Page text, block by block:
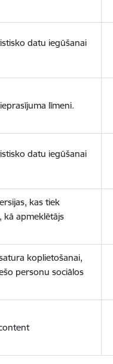
datu iegūšanai
līmeni.
datu iegūšanai
kas tiek
apmeklētājs
koplietošanai,
personu sociālos